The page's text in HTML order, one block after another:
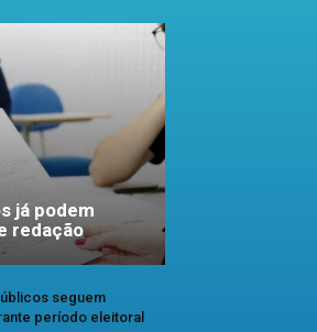
já podem
redação
seguem
período eleitoral